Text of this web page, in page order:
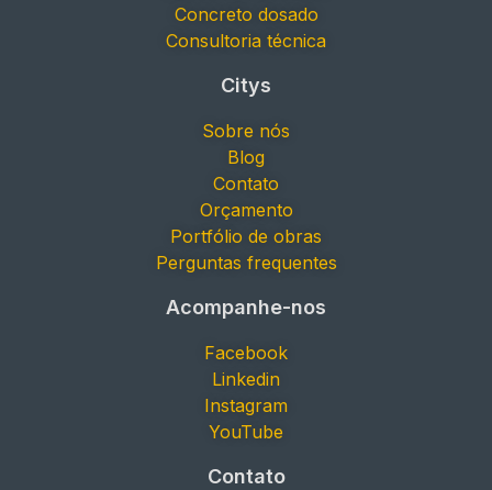
Concreto dosado
Consultoria técnica
Citys
Sobre nós
Blog
Contato
Orçamento
Portfólio de obras
Perguntas frequentes
Acompanhe-nos
Facebook
Linkedin
Instagram
YouTube
Contato